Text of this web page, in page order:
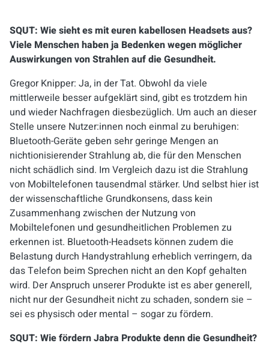
SQUT: Wie sieht es mit euren kabellosen Headsets aus?
Viele Menschen haben ja Bedenken wegen möglicher
Auswirkungen von Strahlen auf die Gesundheit.
Gregor Knipper: Ja, in der Tat. Obwohl da viele
mittlerweile besser aufgeklärt sind, gibt es trotzdem hin
und wieder Nachfragen diesbezüglich. Um auch an dieser
Stelle unsere Nutzer:innen noch einmal zu beruhigen:
Bluetooth-Geräte geben sehr geringe Mengen an
nichtionisierender Strahlung ab, die für den Menschen
nicht schädlich sind. Im Vergleich dazu ist die Strahlung
von Mobiltelefonen tausendmal stärker. Und selbst hier ist
der wissenschaftliche Grundkonsens, dass kein
Zusammenhang zwischen der Nutzung von
Mobiltelefonen und gesundheitlichen Problemen zu
erkennen ist. Bluetooth-Headsets können zudem die
Belastung durch Handystrahlung erheblich verringern, da
das Telefon beim Sprechen nicht an den Kopf gehalten
wird. Der Anspruch unserer Produkte ist es aber generell,
nicht nur der Gesundheit nicht zu schaden, sondern sie –
sei es physisch oder mental – sogar zu fördern.
SQUT: Wie fördern Jabra Produkte denn die Gesundheit?